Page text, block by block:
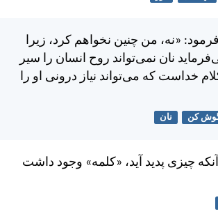
«نه، من چنين نخواهم كرد، زيرا
نان نمی‌تواند روح انسان را سير
خداست كه می‌تواند نياز درونی او را
کن نان
چيزی پديد آيد، «كلمه» وجود داشت